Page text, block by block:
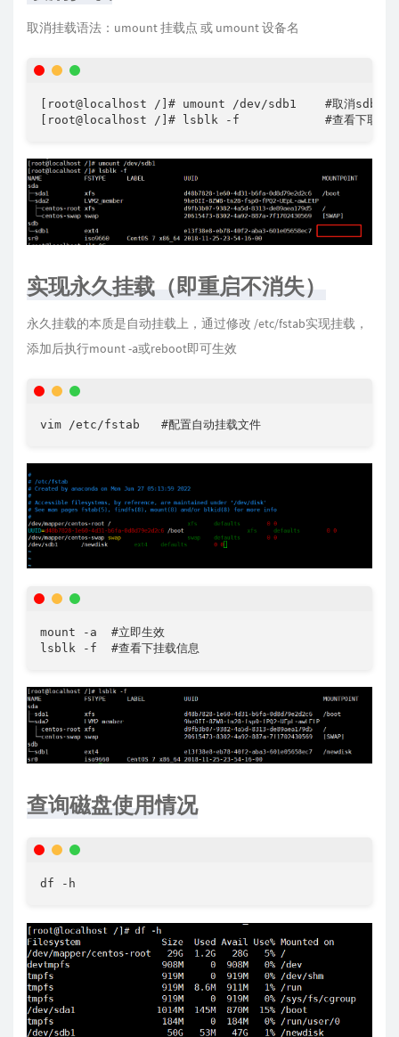
取消挂载语法：umount 挂载点 或 umount 设备名
[root@localhost /]# umount /dev/sdb1    #取消sdb1挂
[root@localhost /]# lsblk -f            #查看下取消后
实现永久挂载（即重启不消失）
永久挂载的本质是自动挂载上，通过修改 /etc/fstab实现挂载，
添加后执行mount -a或reboot即可生效
vim /etc/fstab   #配置自动挂载文件
mount -a  #立即生效
lsblk -f  #查看下挂载信息
查询磁盘使用情况
df -h